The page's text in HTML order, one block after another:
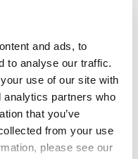
and ads, to
to analyse our traffic.
use of our site with
analytics partners who
that you’ve
from your use
please see our
dans la
au design plus
maison décorée
style privilégie les
naturels : brun,